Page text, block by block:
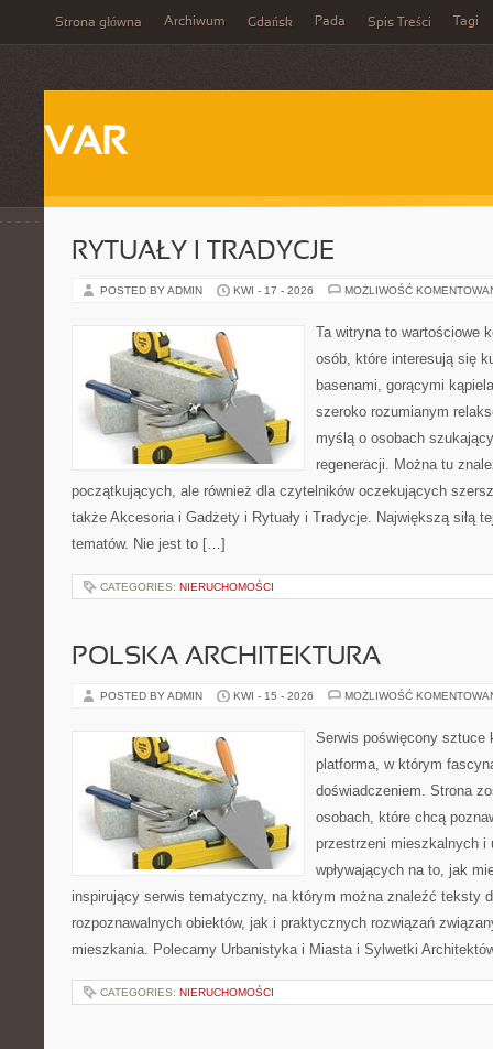
Strona główna Archiwum Gdańsk Pada Spis Treści Tagi
VAR
RYTUAŁY I TRADYCJE
POSTED BY ADMIN KWI - 17 - 2026 MOŻLIWOŚĆ
Ta witryna to wartościowe
osób, które interesują się
basenami, gorącymi
szeroko rozumianym
myślą o osobach
regeneracji. Można tu
początkujących, ale również dla czytelników oczekujących
także Akcesoria i Gadżety i Rytuały i Tradycje. Największą siłą
tematów. Nie jest to […]
CATEGORIES: NIERUCHOMOŚCI
POLSKA ARCHITEKTURA
POSTED BY ADMIN KWI - 15 - 2026 MOŻLIWOŚĆ
Serwis poświęcony sztuce
platforma, w którym
doświadczeniem. Strona
osobach, które chcą
przestrzeni mieszkalnych i
wpływających na to, jak
inspirujący serwis tematyczny, na którym można znaleźć teksty
rozpoznawalnych obiektów, jak i praktycznych rozwiązań
mieszkania. Polecamy Urbanistyka i Miasta i Sylwetki
CATEGORIES: NIERUCHOMOŚCI